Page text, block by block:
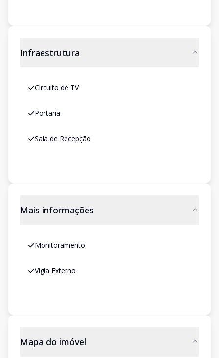
Infraestrutura
Circuito de TV
Portaria
Sala de Recepção
Mais informações
Monitoramento
Vigia Externo
Mapa do imóvel